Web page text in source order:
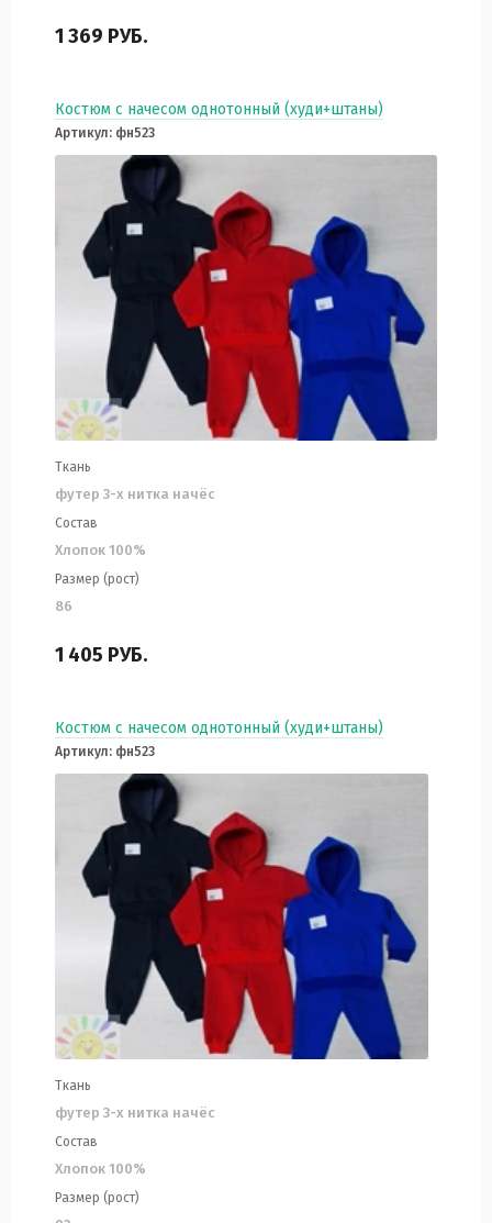
1 369 РУБ.
Костюм с начесом однотонный (худи+штаны)
Артикул: фн523
Ткань
футер 3-х нитка начёс
Состав
Хлопок 100%
Размер (рост)
86
1 405 РУБ.
Костюм с начесом однотонный (худи+штаны)
Артикул: фн523
Ткань
футер 3-х нитка начёс
Состав
Хлопок 100%
Размер (рост)